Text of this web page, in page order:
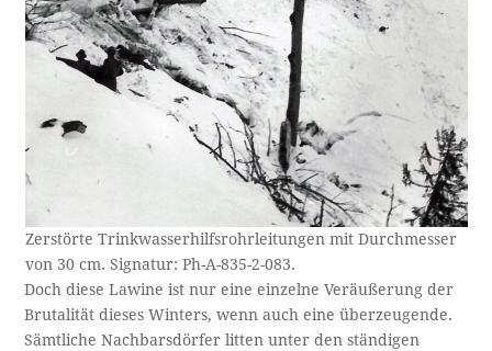
Zerstörte Trinkwasserhilfsrohrleitungen mit Durchmesser
von 30 cm. Signatur: Ph-A-835-2-083.
Doch diese Lawine ist nur eine einzelne Veräußerung der
Brutalität dieses Winters, wenn auch eine überzeugende.
Sämtliche Nachbarsdörfer litten unter den ständigen